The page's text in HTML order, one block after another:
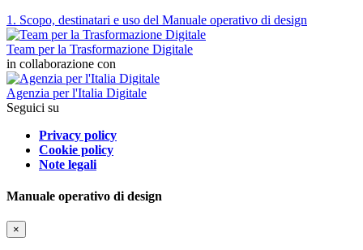
1. Scopo, destinatari e uso del Manuale operativo di design
Team per la Trasformazione Digitale
in collaborazione con
Agenzia per l'Italia Digitale
Seguici su
Privacy policy
Cookie policy
Note legali
Manuale operativo di design
×